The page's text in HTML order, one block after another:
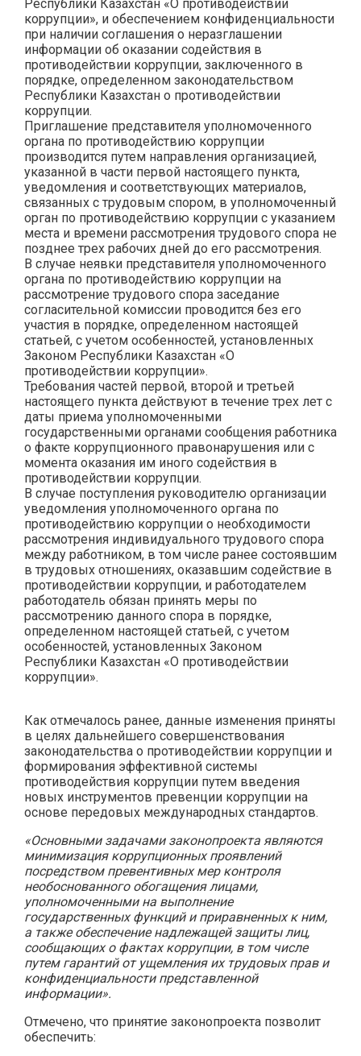
Республики Казахстан «О противодействии
коррупции», и обеспечением конфиденциальности
при наличии соглашения о неразглашении
информации об оказании содействия в
противодействии коррупции, заключенного в
порядке, определенном законодательством
Республики Казахстан о противодействии
коррупции.
Приглашение представителя уполномоченного
органа по противодействию коррупции
производится путем направления организацией,
указанной в части первой настоящего пункта,
уведомления и соответствующих материалов,
связанных с трудовым спором, в уполномоченный
орган по противодействию коррупции с указанием
места и времени рассмотрения трудового спора не
позднее трех рабочих дней до его рассмотрения.
В случае неявки представителя уполномоченного
органа по противодействию коррупции на
рассмотрение трудового спора заседание
согласительной комиссии проводится без его
участия в порядке, определенном настоящей
статьей, с учетом особенностей, установленных
Законом Республики Казахстан «О
противодействии коррупции».
Требования частей первой, второй и третьей
настоящего пункта действуют в течение трех лет с
даты приема уполномоченными
государственными органами сообщения работника
о факте коррупционного правонарушения или с
момента оказания им иного содействия в
противодействии коррупции.
В случае поступления руководителю организации
уведомления уполномоченного органа по
противодействию коррупции о необходимости
рассмотрения индивидуального трудового спора
между работником, в том числе ранее состоявшим
в трудовых отношениях, оказавшим содействие в
противодействии коррупции, и работодателем
работодатель обязан принять меры по
рассмотрению данного спора в порядке,
определенном настоящей статьей, с учетом
особенностей, установленных Законом
Республики Казахстан «О противодействии
коррупции».
Как отмечалось ранее, данные изменения приняты
в целях дальнейшего совершенствования
законодательства о противодействии коррупции и
формирования эффективной системы
противодействия коррупции путем введения
новых инструментов превенции коррупции на
основе передовых международных стандартов.
«Основными задачами законопроекта являются
минимизация коррупционных проявлений
посредством превентивных мер контроля
необоснованного обогащения лицами,
уполномоченными на выполнение
государственных функций и приравненных к ним,
а также обеспечение надлежащей защиты лиц,
сообщающих о фактах коррупции, в том числе
путем гарантий от ущемления их трудовых прав и
конфиденциальности представленной
информации».
Отмечено, что принятие законопроекта позволит
обеспечить: